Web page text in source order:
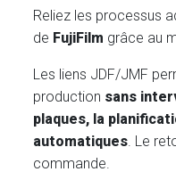
Reliez les processus
de FujiFilm grâce au
Les liens JDF/JMF
production sans
plaques, la
automatiques. Le
commande.